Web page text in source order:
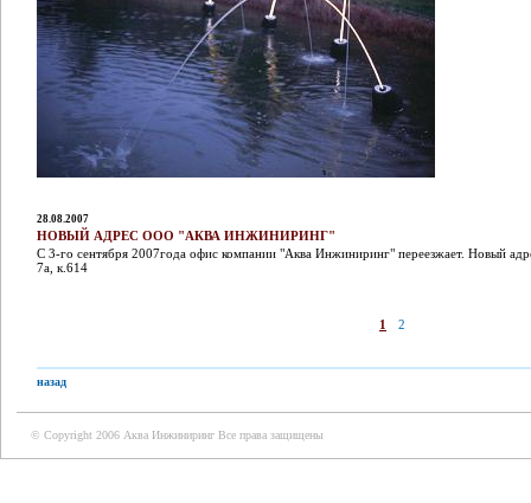
28.08.2007
НОВЫЙ АДРЕС ООО "АКВА ИНЖИНИРИНГ"
С 3-го сентября 2007года офис компании "Аква Инжиниринг" переезжает. Новый
7а, к.614
1 2
назад
© Copyright 2006 Аква Инжиниринг Все права защищены